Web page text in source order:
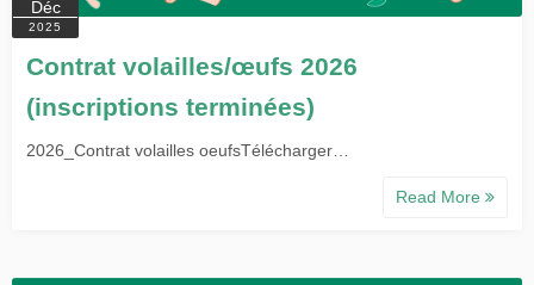
Déc
2025
Contrat volailles/œufs 2026
(inscriptions terminées)
2026_Contrat volailles oeufsTélécharger…
Read More